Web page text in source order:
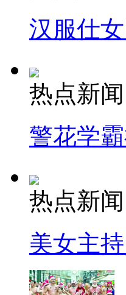
汉服仕
热点新闻
警花学
热点新闻
美女主